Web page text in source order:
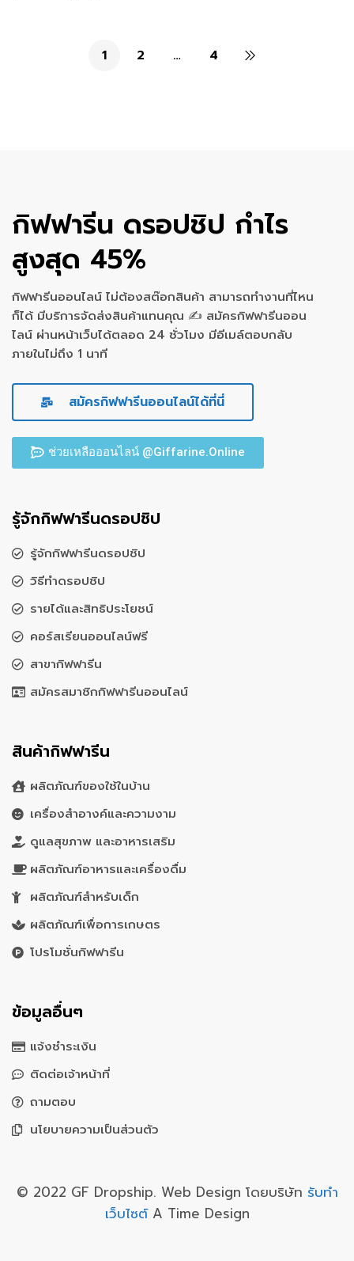
1 2 … 4
กิฟฟารีน ดรอปชิป กำไร
สูงสุด 45%
กิฟฟารีนออนไลน์ ไม่ต้องสต๊อกสินค้า สามารถทำงานที่ไหน
ก็ได้ มีบริการจัดส่งสินค้าแทนคุณ ✍ สมัครกิฟฟารีนออน
ไลน์ ผ่านหน้าเว็บได้ตลอด 24 ชั่วโมง มีอีเมล์ตอบกลับ
ภายในไม่ถึง 1 นาที
สมัครกิฟฟารีนออนไลน์ได้ที่นี่
ช่วยเหลือออนไลน์ @Giffarine.Online
รู้จักกิฟฟารีนดรอปชิป
รู้จักกิฟฟารีนดรอปชิป
วิธีทำดรอปชิป
รายได้และสิทธิประโยชน์
คอร์สเรียนออนไลน์ฟรี
สาขากิฟฟารีน
สมัครสมาชิกกิฟฟารีนออนไลน์
สินค้ากิฟฟารีน
ผลิตภัณฑ์ของใช้ในบ้าน
เครื่องสำอางค์และความงาม
ดูแลสุขภาพ และอาหารเสริม
ผลิตภัณฑ์อาหารและเครื่องดื่ม
ผลิตภัณฑ์สำหรับเด็ก
ผลิตภัณฑ์เพื่อการเกษตร
โปรโมชั่นกิฟฟารีน
ข้อมูลอื่นๆ
แจ้งชำระเงิน
ติดต่อเจ้าหน้าที่
ถามตอบ
นโยบายความเป็นส่วนตัว
© 2022 GF Dropship. Web Design โดยบริษัท รับทำ
เว็บไซต์ A Time Design